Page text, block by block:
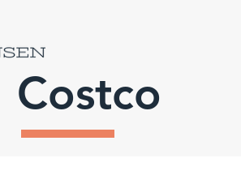
Costco